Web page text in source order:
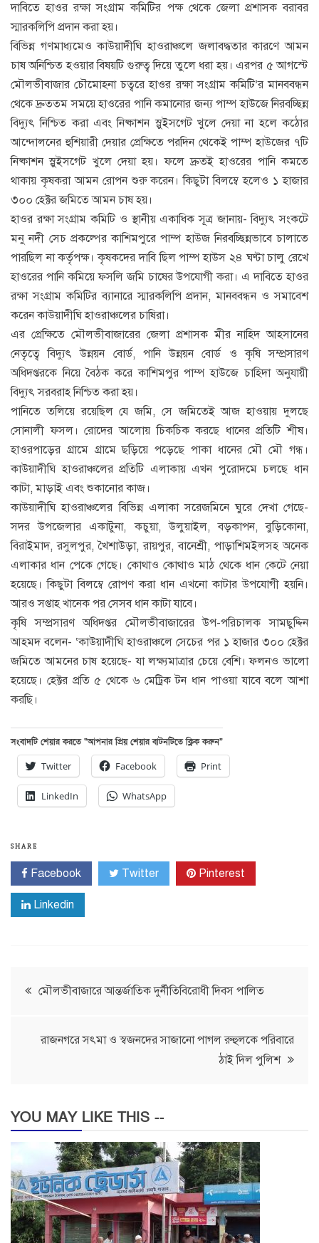
দাবিতে হাওর রক্ষা সংগ্রাম কমিটির পক্ষ থেকে জেলা প্রশাসক বরাবর
স্মারকলিপি প্রদান করা হয়।
বিভিন্ন গণমাধ্যমেও কাউয়াদীঘি হাওরাঞ্চলে জলাবদ্ধতার কারণে আমন
চাষ অনিশ্চিত হওয়ার বিষয়টি গুরুত্ব দিয়ে তুলে ধরা হয়। এরপর ৫ আগস্টে
মৌলভীবাজার চৌমোহনা চত্বরে হাওর রক্ষা সংগ্রাম কমিটি’র মানববন্ধন
থেকে দ্রুততম সময়ে হাওরের পানি কমানোর জন্য পাম্প হাউজে নিরবচ্ছিন্ন
বিদ্যুৎ নিশ্চিত করা এবং নিষ্কাশন স্লুইসগেট খুলে দেয়া না হলে কঠোর
আন্দোলনের হুশিয়ারী দেয়ার প্রেক্ষিতে পরদিন থেকেই পাম্প হাউজের ৭টি
নিষ্কাশন স্লুইসগেট খুলে দেয়া হয়। ফলে দ্রুতই হাওরের পানি কমতে
থাকায় কৃষকরা আমন রোপন শুরু করেন। কিছুটা বিলম্বে হলেও ১ হাজার
৩০০ হেক্টর জমিতে আমন চাষ হয়।
হাওর রক্ষা সংগ্রাম কমিটি ও স্থানীয় একাধিক সূত্র জানায়- বিদ্যুৎ সংকটে
মনু নদী সেচ প্রকল্পের কাশিমপুরে পাম্প হাউজ নিরবচ্ছিন্নভাবে চালাতে
পারছিল না কর্তৃপক্ষ। কৃষকদের দাবি ছিল পাম্প হাউস ২৪ ঘণ্টা চালু রেখে
হাওরের পানি কমিয়ে ফসলি জমি চাষের উপযোগী করা। এ দাবিতে হাওর
রক্ষা সংগ্রাম কমিটির ব্যানারে স্মারকলিপি প্রদান, মানববন্ধন ও সমাবেশ
করেন কাউয়াদীঘি হাওরাঞ্চলের চাষিরা।
এর প্রেক্ষিতে মৌলভীবাজারের জেলা প্রশাসক মীর নাহিদ আহসানের
নেতৃত্বে বিদ্যুৎ উন্নয়ন বোর্ড, পানি উন্নয়ন বোর্ড ও কৃষি সম্প্রসারণ
অধিদপ্তরকে নিয়ে বৈঠক করে কাশিমপুর পাম্প হাউজে চাহিদা অনুযায়ী
বিদ্যুৎ সরবরাহ নিশ্চিত করা হয়।
পানিতে তলিয়ে রয়েছিল যে জমি, সে জমিতেই আজ হাওয়ায় দুলছে
সোনালী ফসল। রোদের আলোয় চিকচিক করছে ধানের প্রতিটি শীষ।
হাওরপাড়ের গ্রামে গ্রামে ছড়িয়ে পড়েছে পাকা ধানের মৌ মৌ গন্ধ।
কাউয়াদীঘি হাওরাঞ্চলের প্রতিটি এলাকায় এখন পুরোদমে চলছে ধান
কাটা, মাড়াই এবং শুকানোর কাজ।
কাউয়াদীঘি হাওরাঞ্চলের বিভিন্ন এলাকা সরেজমিনে ঘুরে দেখা গেছে-
সদর উপজেলার একাটুনা, কচুয়া, উলুয়াইল, বড়কাপন, বুড়িকোনা,
বিরাইমাদ, রসুলপুর, খৈশাউড়া, রায়পুর, বানেশ্রী, পাড়াশিমইলসহ অনেক
এলাকার ধান পেকে গেছে। কোথাও কোথাও মাঠ থেকে ধান কেটে নেয়া
হয়েছে। কিছুটা বিলম্বে রোপণ করা ধান এখনো কাটার উপযোগী হয়নি।
আরও সপ্তাহ খানেক পর সেসব ধান কাটা যাবে।
কৃষি সম্প্রসারণ অধিদপ্তর মৌলভীবাজারের উপ-পরিচালক সামছুদ্দিন
আহমদ বলেন- ‘কাউয়াদীঘি হাওরাঞ্চলে সেচের পর ১ হাজার ৩০০ হেক্টর
জমিতে আমনের চাষ হয়েছে- যা লক্ষ্যমাত্রার চেয়ে বেশি। ফলনও ভালো
হয়েছে। হেক্টর প্রতি ৫ থেকে ৬ মেট্রিক টন ধান পাওয়া যাবে বলে আশা
করছি।
সংবাদটি শেয়ার করতে “আপনার প্রিয় শেয়ার বাটনটিতে ক্লিক করুন”
Twitter Facebook Print
LinkedIn WhatsApp
SHARE
Facebook Twitter Pinterest
Linkedin
Post
মৌলভীবাজারে আন্তর্জাতিক দুর্নীতিবিরোধী দিবস পালিত
রাজনগরে সৎমা ও স্বজনদের সাজানো পাগল রুহুলকে পরিবারে
ঠাই দিল পুলিশ
YOU MAY LIKE THIS --